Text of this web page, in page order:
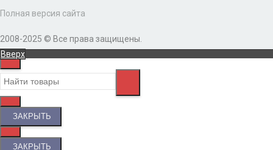
Полная версия сайта
2008-2025 © Все права защищены.
Вверх
ЗАКРЫТЬ
ЗАКРЫТЬ